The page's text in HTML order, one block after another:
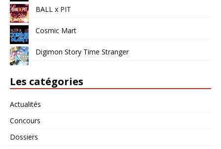
BALL x PIT
Cosmic Mart
Digimon Story Time Stranger
Les catégories
Actualités
Concours
Dossiers